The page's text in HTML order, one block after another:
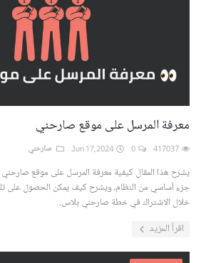
معرفة المرسل على موقع صارحني
صارحني
يشرح هذا المقال كيفية معرفة المرسل على موقع
جزء أساسي من النظام، ويشرح كيف يمكن الحصول على
خلال الاشتراك في خطة صارحني بلاس.
اقرأ المزيد